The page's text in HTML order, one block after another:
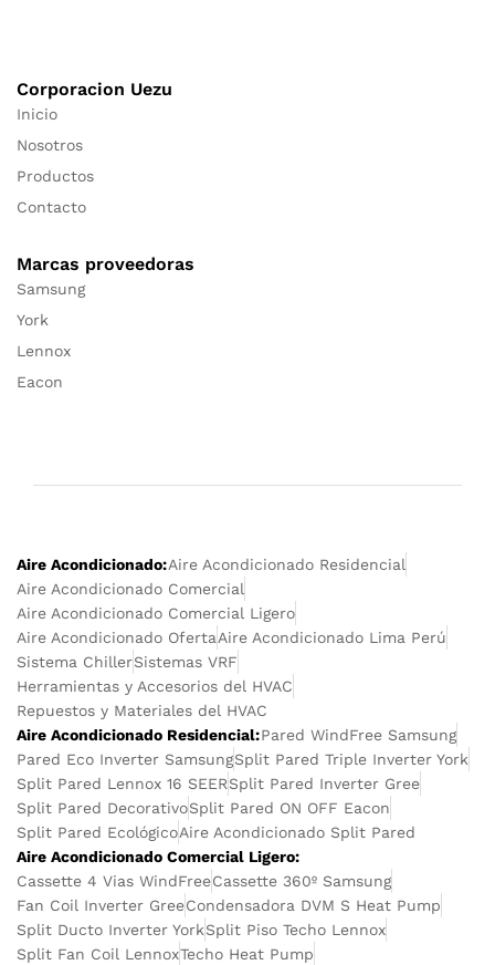
Corporacion Uezu
Inicio
Nosotros
Productos
Contacto
Marcas proveedoras
Samsung
York
Lennox
Eacon
Aire Acondicionado:Aire Acondicionado Residencial
Aire Acondicionado Comercial
Aire Acondicionado Comercial Ligero
Aire Acondicionado OfertaAire Acondicionado Lima Perú
Sistema ChillerSistemas VRF
Herramientas y Accesorios del HVAC
Repuestos y Materiales del HVAC
Aire Acondicionado Residencial:Pared WindFree Samsung
Pared Eco Inverter SamsungSplit Pared Triple Inverter York
Split Pared Lennox 16 SEERSplit Pared Inverter Gree
Split Pared DecorativoSplit Pared ON OFF Eacon
Split Pared EcológicoAire Acondicionado Split Pared
Aire Acondicionado Comercial Ligero:
Cassette 4 Vias WindFreeCassette 360º Samsung
Fan Coil Inverter GreeCondensadora DVM S Heat Pump
Split Ducto Inverter YorkSplit Piso Techo Lennox
Split Fan Coil LennoxTecho Heat Pump